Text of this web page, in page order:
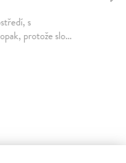
s
protože slo...